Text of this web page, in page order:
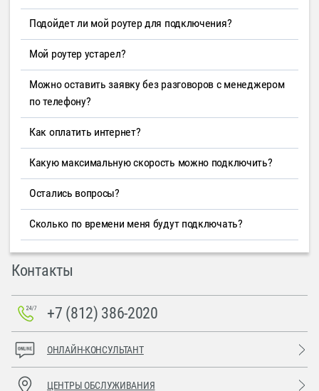
Подойдет ли мой роутер для подключения?
Мой роутер устарел?
Можно оставить заявку без разговоров с менеджером
по телефону?
Как оплатить интернет?
Какую максимальную скорость можно подключить?
Остались вопросы?
Сколько по времени меня будут подключать?
Контакты
+7 (812) 386-2020
ОНЛАЙН-КОНСУЛЬТАНТ
ЦЕНТРЫ ОБСЛУЖИВАНИЯ